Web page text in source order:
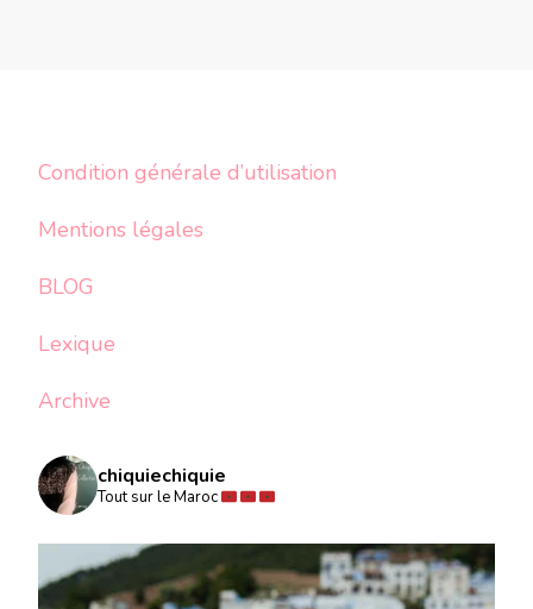
Condition générale d’utilisation
Mentions légales
BLOG
Lexique
Archive
chiquiechiquie
Tout sur le Maroc